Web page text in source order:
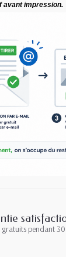
avant impression.
gratuits pendant